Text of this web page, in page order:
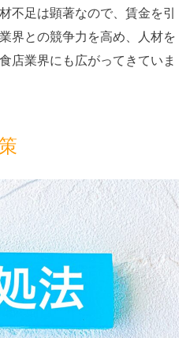
不足は顕著なので、賃金を引
界との競争力を高め、人材を
店業界にも広がってきていま